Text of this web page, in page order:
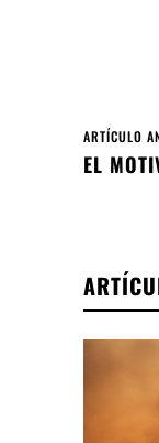
ARTÍCULO
EL